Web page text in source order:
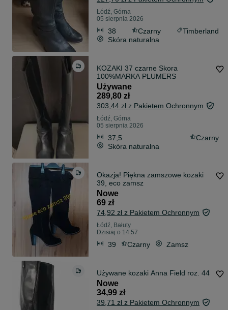
Łódź, Górna
05 sierpnia 2026
38 Czarny
Timberland
Skóra naturalna
KOZAKI 37 czarne Skora
100%MARKA PLUMERS
Używane
289,80 zł
303,44 zł z Pakietem Ochronnym
Łódź, Górna
05 sierpnia 2026
37,5
Czarny
Skóra naturalna
Okazja! Piękna zamszowe kozaki
39, eco zamsz
Nowe
69 zł
74,92 zł z Pakietem Ochronnym
Łódź, Bałuty
Dzisiaj o 14:57
39 Czarny Zamsz
Używane kozaki Anna Field roz. 44
Nowe
34,99 zł
39,71 zł z Pakietem Ochronnym